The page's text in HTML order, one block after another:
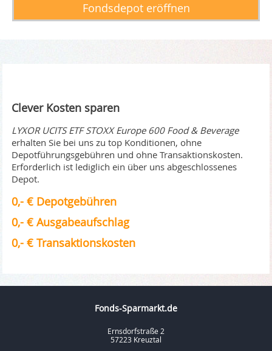
Fondsdepot eröffnen
Clever Kosten sparen
LYXOR UCITS ETF STOXX Europe 600 Food & Beverage
erhalten Sie bei uns zu top Konditionen, ohne
Depotführungsgebühren und ohne Transaktionskosten.
Erforderlich ist lediglich ein über uns abgeschlossenes
Depot.
0,- € Depotgebühren
0,- € Ausgabeaufschlag
0,- € Transaktionskosten
Fonds-Sparmarkt.de
Ernsdorfstraße 2
57223 Kreuztal